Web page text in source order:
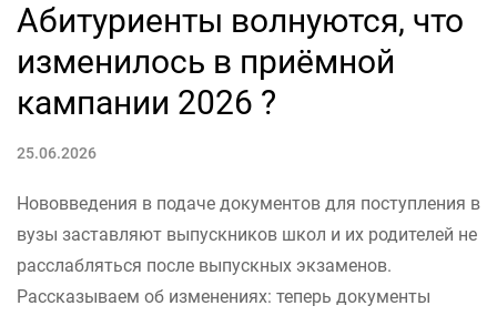
Абитуриенты волнуются, что
изменилось в приёмной
кампании 2026 ?
25.06.2026
Нововведения в подаче документов для поступления в
вузы заставляют выпускников школ и их родителей не
расслабляться после выпускных экзаменов.
Рассказываем об изменениях: теперь документы